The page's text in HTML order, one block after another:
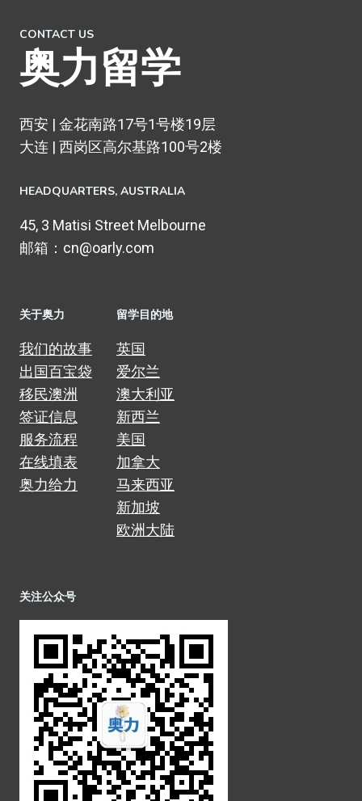
CONTACT US
奥力留学
西安 | 金花南路17号1号楼19层
大连 | 西岗区高尔基路100号2楼
HEADQUARTERS​, AUSTRALIA
45, 3 Matisi Street Melbourne
邮箱：cn@oarly.com
关于奥力
我们的故事
出国百宝袋
移民澳洲
签证信息
服务流程
在线填表
奥力给力
留学目的地
英国
爱尔兰
澳大利亚
新西兰
美国
加拿大
马来西亚
新加坡
欧洲大陆
关注公众号